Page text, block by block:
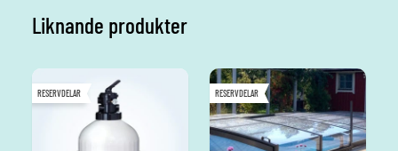
Liknande produkter
RESERVDELAR RESERVDELAR